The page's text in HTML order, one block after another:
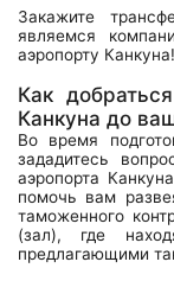
Закажите
являемся
аэропорту Канкуна!
Как
Канкуна до
Во время
зададитесь
аэропорта
помочь вам
таможенного
(зал), где
предлагающими